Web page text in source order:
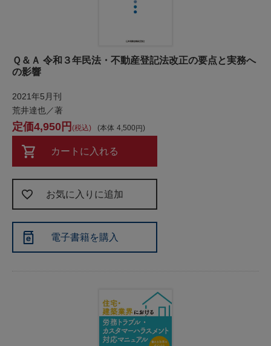
Ｑ＆Ａ 令和３年民法・不動産登記法改正の要点と実務へ
の影響
2021年5月刊
荒井達也／著
本体 4,500
4,950 税込
カートに入れる
お気に入りに追加
電子書籍を購入